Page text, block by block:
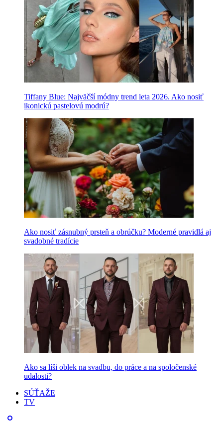
Tiffany Blue: Najväčší módny trend leta 2026. Ako nosiť
ikonickú pastelovú modrú?
Ako nosiť zásnubný prsteň a obrúčku? Moderné pravidlá aj
svadobné tradície
Ako sa líši oblek na svadbu, do práce a na spoločenské
udalosti?
SÚŤAŽE
TV